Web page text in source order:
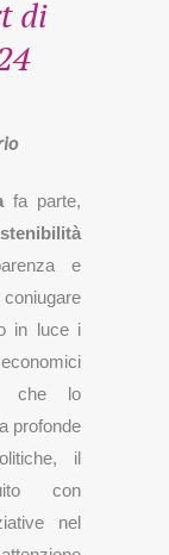
di
fa parte,
e
in luce i
che lo
profonde
il
con
nel